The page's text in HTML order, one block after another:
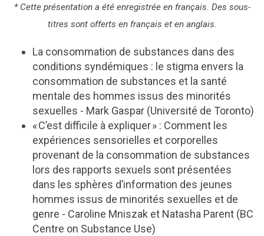
* Cette présentation a été enregistrée en français. Des sous-
titres sont offerts en français et en anglais.
La consommation de substances dans des
conditions syndémiques : le stigma envers la
consommation de substances et la santé
mentale des hommes issus des minorités
sexuelles - Mark Gaspar (Université de Toronto)
« C’est difficile à expliquer » : Comment les
expériences sensorielles et corporelles
provenant de la consommation de substances
lors des rapports sexuels sont présentées
dans les sphères d’information des jeunes
hommes issus de minorités sexuelles et de
genre - Caroline Mniszak et Natasha Parent (BC
Centre on Substance Use)